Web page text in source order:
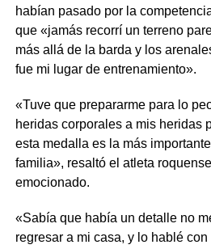
habían pasado por la
que «jamás recorrí un terreno
más allá de la barda y los
fue mi lugar de entrenamiento».
«Tuve que prepararme para lo
heridas corporales a mis heridas
esta medalla es la más
familia», resaltó el atleta
emocionado.
«Sabía que había un detalle no
regresar a mi casa, y lo hablé